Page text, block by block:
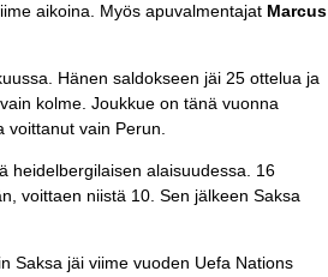
aikoina. Myös apuvalmentajat Marcus
Hänen saldokseen jäi 25 ottelua ja
kolme. Joukkue on tänä vuonna
vain Perun.
heidelbergilaisen alaisuudessa. 16
voittaen niistä 10. Sen jälkeen Saksa
Saksa jäi viime vuoden Uefa Nations